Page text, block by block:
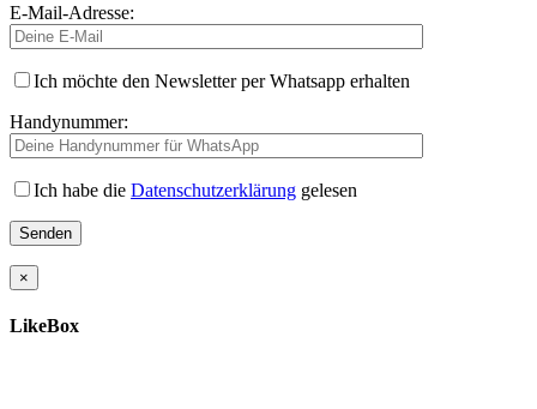
E-Mail-Adresse:
Ich möchte den Newsletter per Whatsapp erhalten
Handynummer:
Ich habe die Datenschutzerklärung gelesen
×
LikeBox